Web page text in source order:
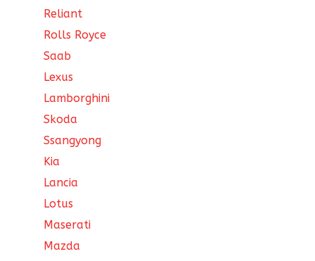
Reliant
Rolls Royce
Saab
Lexus
Lamborghini
Skoda
Ssangyong
Kia
Lancia
Lotus
Maserati
Mazda